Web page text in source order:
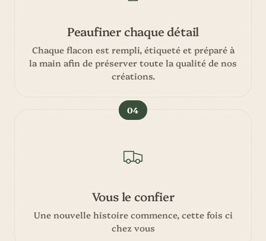
Peaufiner chaque détail
Chaque flacon est rempli, étiqueté et préparé à
la main afin de préserver toute la qualité de nos
créations.
04
Vous le confier
Une nouvelle histoire commence, cette fois ci
chez vous